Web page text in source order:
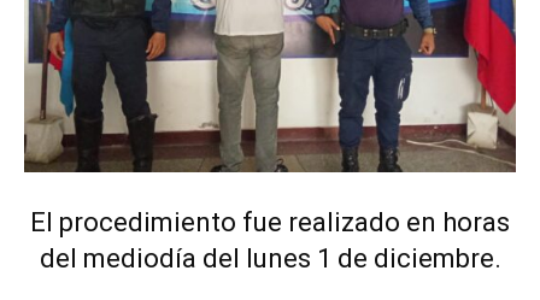
El procedimiento fue realizado en horas
del mediodía del lunes 1 de diciembre.